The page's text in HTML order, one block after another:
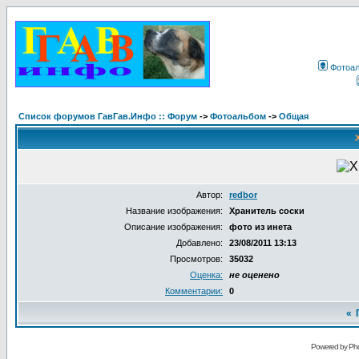
Список форумов ГавГав.Инфо :: Форум -> Фотоальбом -> Общая
Автор:
redbor
Название изображения:
Хранитель соски
Описание изображения:
фото из инета
Добавлено:
23/08/2011 13:13
Просмотров:
35032
Оценка:
не оценено
Комментарии:
0
«
Powered by